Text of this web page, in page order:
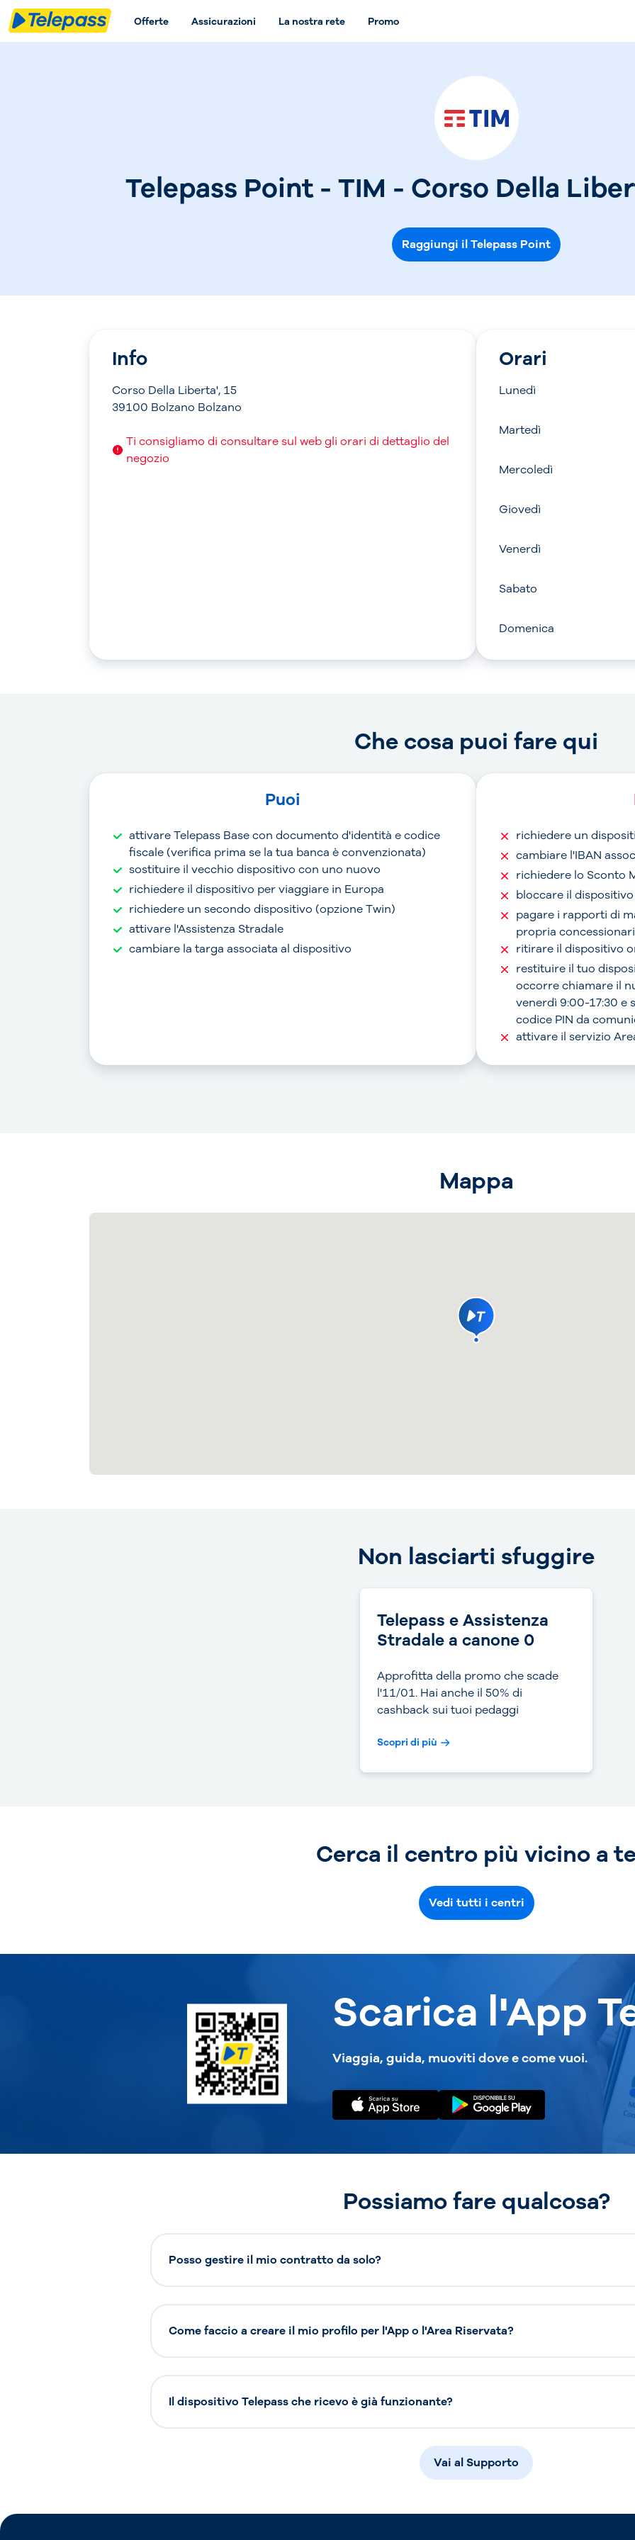
Offerte Assicurazioni La nostra rete Promo
Telepass Point - TIM - Corso Della
Raggiungi il Telepass Point
Info
Corso Della Liberta', 15
39100 Bolzano Bolzano
Ti consigliamo di consultare sul web gli orari di dettaglio del
negozio
Orari
Lunedì
Martedì
Mercoledì
Giovedì
Venerdì
Sabato
Domenica
Che cosa puoi fare qui
Puoi
attivare Telepass Base con documento d'identità e codice
fiscale (verifica prima se la tua banca è convenzionata)
sostituire il vecchio dispositivo con uno nuovo
richiedere il dispositivo per viaggiare in Europa
richiedere un secondo dispositivo (opzione Twin)
attivare l'Assistenza Stradale
cambiare la targa associata al dispositivo
richiedere un
cambiare l'IBAN
richiedere lo Sconto
bloccare il
pagare i rapporti di
propria
ritirare il dispositivo
restituire il tuo
occorre chiamare il
venerdì 9:00-17:30 e
codice PIN da
attivare il servizio
Mappa
Non lasciarti sfuggire
Telepass e Assistenza
Stradale a canone 0
Approfitta della promo che scade
l'11/01. Hai anche il 50% di
cashback sui tuoi pedaggi
Scopri di più
Cerca il centro più vicino a
Vedi tutti i centri
Scarica l'App
Viaggia, guida, muoviti dove e come vuoi.
Possiamo fare qualcosa?
Posso gestire il mio contratto da solo?
Come faccio a creare il mio profilo per l'App o l'Area Riservata?
Il dispositivo Telepass che ricevo è già funzionante?
Vai al Supporto